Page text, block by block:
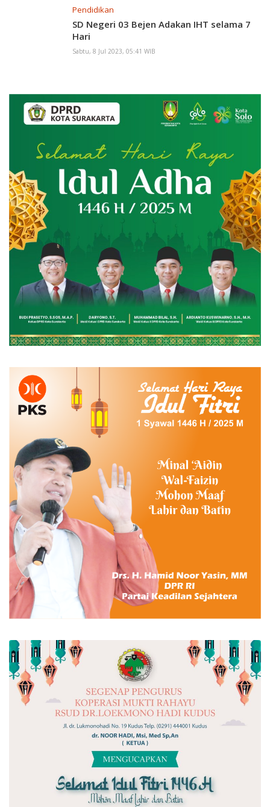
Pendidikan
SD Negeri 03 Bejen Adakan IHT selama 7
Hari
Sabtu, 8 Jul 2023, 05:41 WIB